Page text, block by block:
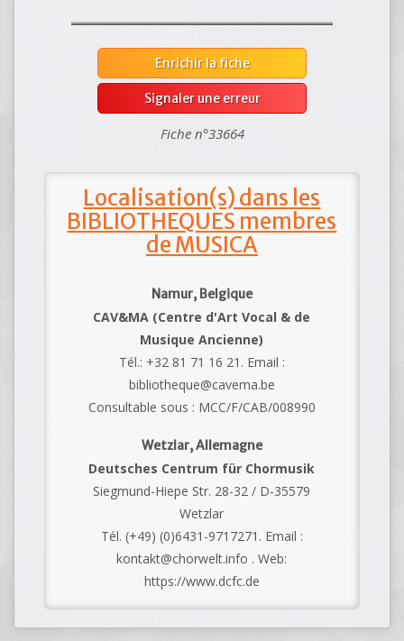
Enrichir la fiche
Signaler une erreur
Fiche n°33664
Localisation(s) dans les
BIBLIOTHEQUES membres
de MUSICA
Namur, Belgique
CAV&MA (Centre d'Art Vocal & de
Musique Ancienne)
Tél.: +32 81 71 16 21. Email :
bibliotheque@cavema.be
Consultable sous : MCC/F/CAB/008990
Wetzlar, Allemagne
Deutsches Centrum für Chormusik
Siegmund-Hiepe Str. 28-32 / D-35579
Wetzlar
Tél. (+49) (0)6431-9717271. Email :
kontakt@chorwelt.info . Web:
https://www.dcfc.de